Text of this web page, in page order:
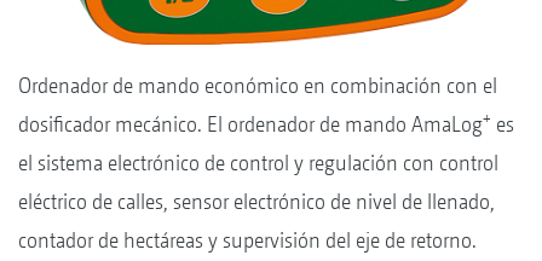
Ordenador de mando económico en combinación con el
dosificador mecánico. El ordenador de mando AmaLog+ es
el sistema electrónico de control y regulación con control
eléctrico de calles, sensor electrónico de nivel de llenado,
contador de hectáreas y supervisión del eje de retorno.